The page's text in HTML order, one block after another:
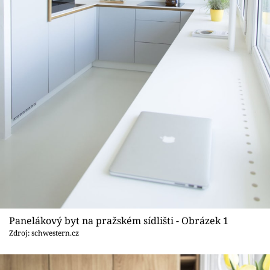
Panelákový byt na pražském sídlišti - Obrázek 1
Zdroj: schwestern.cz